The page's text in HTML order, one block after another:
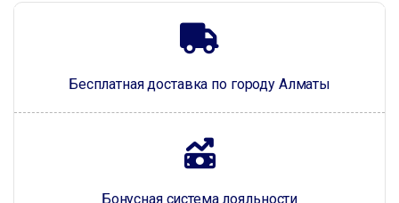
Бесплатная доставка по городу Алматы
Бонусная система лояльности